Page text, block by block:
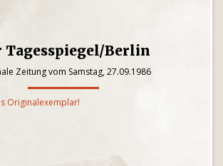
Tagesspiegel/Berlin
Zeitung vom Samstag, 27.09.1986
Originalexemplar!